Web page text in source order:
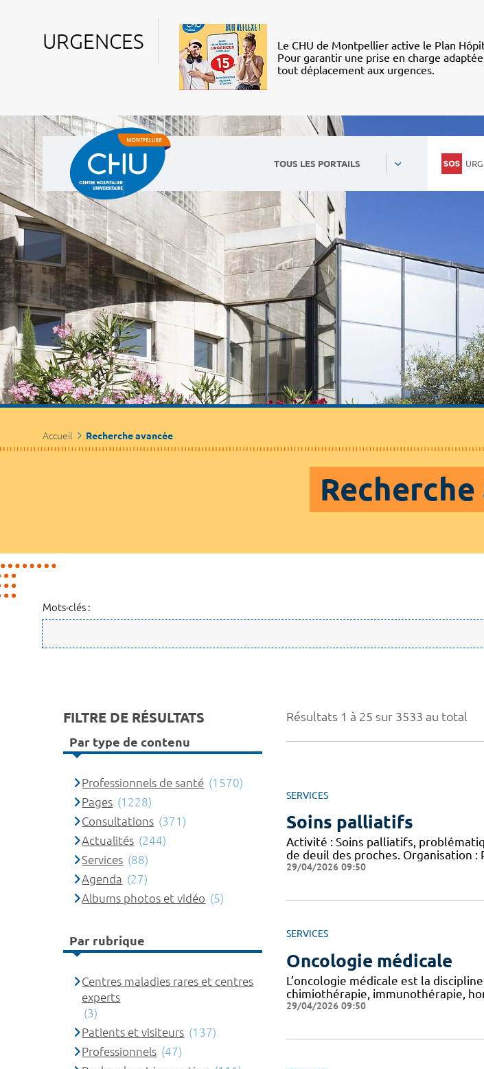
URGENCES
Le CHU de Montpellier active le Plan
Pour garantir une prise en charge
tout déplacement aux urgences.
TOUS LES PORTAILS
Accueil Recherche avancée
Recherche
Mots-clés :
Résultats 1 à 25 sur 3533 au total
SERVICES
Soins palliatifs
Activité : Soins palliatifs,
de deuil des proches. Organisation
29/04/2026 09:50
SERVICES
Oncologie médicale
L’oncologie médicale est la
chimiothérapie, immunothérapie,
29/04/2026 09:50
FILTRE DE RÉSULTATS
Par type de contenu
Professionnels de santé (1570)
Pages (1228)
Consultations (371)
Actualités (244)
Services (88)
Agenda (27)
Albums photos et vidéo (5)
Par rubrique
Centres maladies rares et centres
experts
(3)
Patients et visiteurs (137)
Professionnels (47)